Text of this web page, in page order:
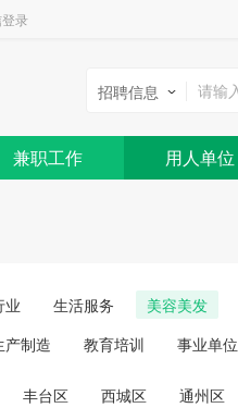
录
招聘信息
兼职工作 用人单位
业 生活服务 美容美发
产制造 教育培训 事业单位
丰台区 西城区 通州区